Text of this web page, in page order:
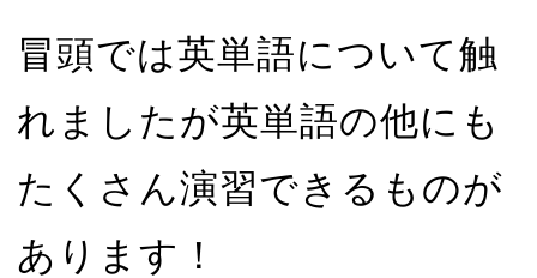
冒頭では英単語について触
れましたが英単語の他にも
たくさん演習できるものが
あります！